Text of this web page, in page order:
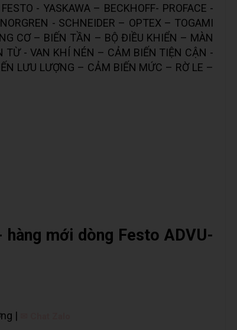
- YASKAWA – BECKHOFF- PROFACE -
- SCHNEIDER – OPTEX – TOGAMI
CƠ – BIẾN TẦN – BỘ ĐIỀU KHIỂN – MÀN
- VAN KHÍ NÉN – CẢM BIẾN TIỆN CẬN -
LƯU LƯỢNG – CẢM BIẾN MỨC – RỜ LE –
hàng mới dòng Festo ADVU-
|